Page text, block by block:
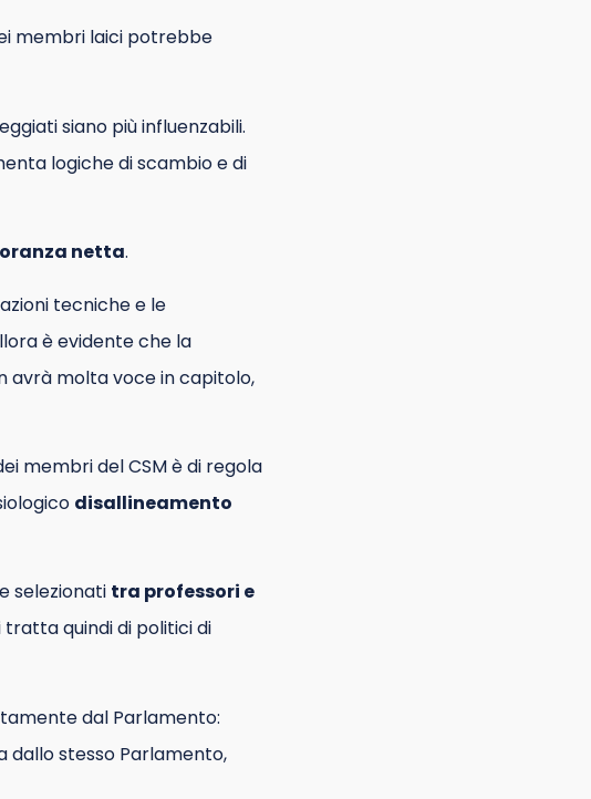
membri laici potrebbe
siano più influenzabili.
logiche di scambio e di
netta.
tecniche e le
è evidente che la
avrà molta voce in capitolo,
membri del CSM è di regola
disallineamento
selezionati tra professori e
tratta quindi di politici di
dal Parlamento:
dallo stesso Parlamento,